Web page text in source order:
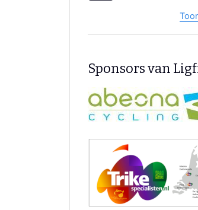
Sponsors van